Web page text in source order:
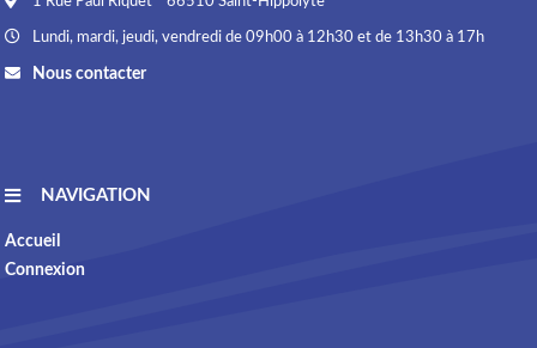
Lundi, mardi, jeudi, vendredi de 09h00 à 12h30 et de 13h30 à 17h
Nous contacter
NAVIGATION
Accueil
Connexion